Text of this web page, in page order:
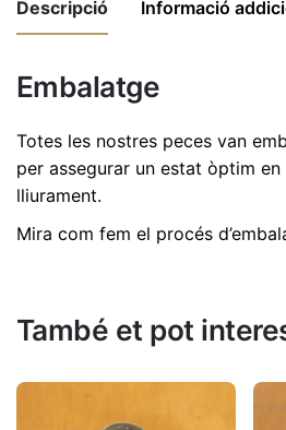
Descripció Informació
Embalatge
Totes les nostres peces van
per assegurar un estat òptim
lliurament.
Mira com fem el procés
Dimensions 11,5 cm
545"
L'adreça electrònica no es
També et pot